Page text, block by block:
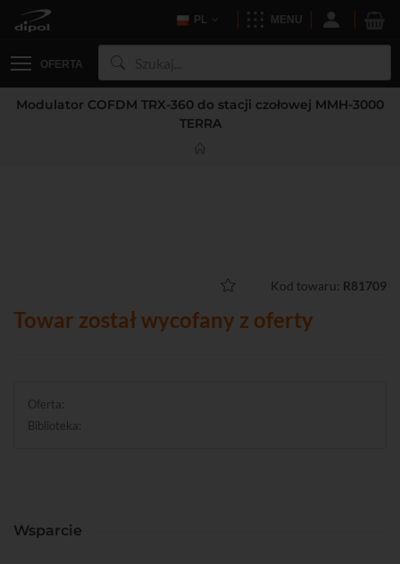
PL MENU
OFERTA
Modulator COFDM TRX-360 do stacji czołowej MMH-3000
TERRA
Kod towaru: R81709
Towar został wycofany z oferty
Oferta:
Biblioteka:
Wsparcie